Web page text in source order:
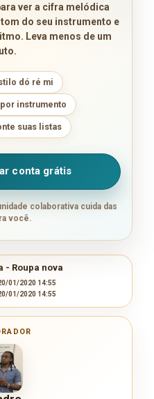
ver a cifra melódica
do seu instrumento e
Leva menos de um
dó ré mi
instrumento
suas listas
conta grátis
colaborativa cuida das
você.
- Roupa nova
01/2020 14:55
01/2020 14:55